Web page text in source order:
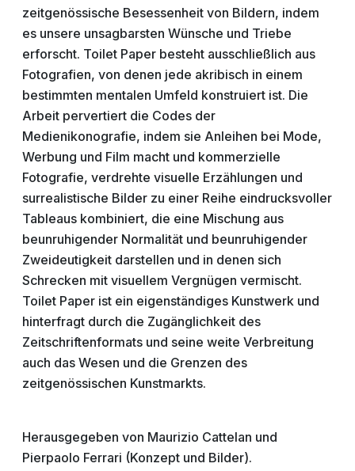
zeitgenössische Besessenheit von Bildern, indem
es unsere unsagbarsten Wünsche und Triebe
erforscht. Toilet Paper besteht ausschließlich aus
Fotografien, von denen jede akribisch in einem
bestimmten mentalen Umfeld konstruiert ist. Die
Arbeit pervertiert die Codes der
Medienikonografie, indem sie Anleihen bei Mode,
Werbung und Film macht und kommerzielle
Fotografie, verdrehte visuelle Erzählungen und
surrealistische Bilder zu einer Reihe eindrucksvoller
Tableaus kombiniert, die eine Mischung aus
beunruhigender Normalität und beunruhigender
Zweideutigkeit darstellen und in denen sich
Schrecken mit visuellem Vergnügen vermischt.
Toilet Paper ist ein eigenständiges Kunstwerk und
hinterfragt durch die Zugänglichkeit des
Zeitschriftenformats und seine weite Verbreitung
auch das Wesen und die Grenzen des
zeitgenössischen Kunstmarkts.
Herausgegeben von Maurizio Cattelan und
Pierpaolo Ferrari (Konzept und Bilder).